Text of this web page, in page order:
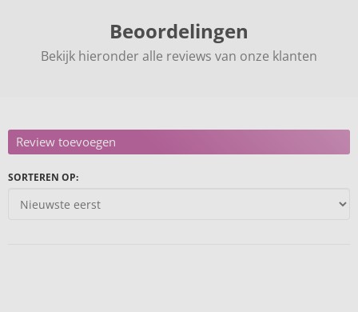
Beoordelingen
Bekijk hieronder alle reviews van onze klanten
SORTEREN OP:
Review toevoegen